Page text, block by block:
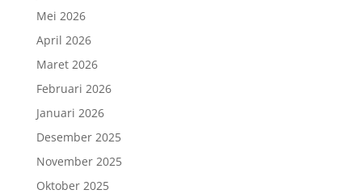
Mei 2026
April 2026
Maret 2026
Februari 2026
Januari 2026
Desember 2025
November 2025
Oktober 2025